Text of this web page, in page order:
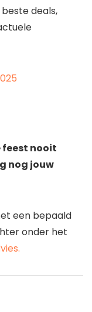
deals,
feest nooit
nog jouw
een bepaald
onder het